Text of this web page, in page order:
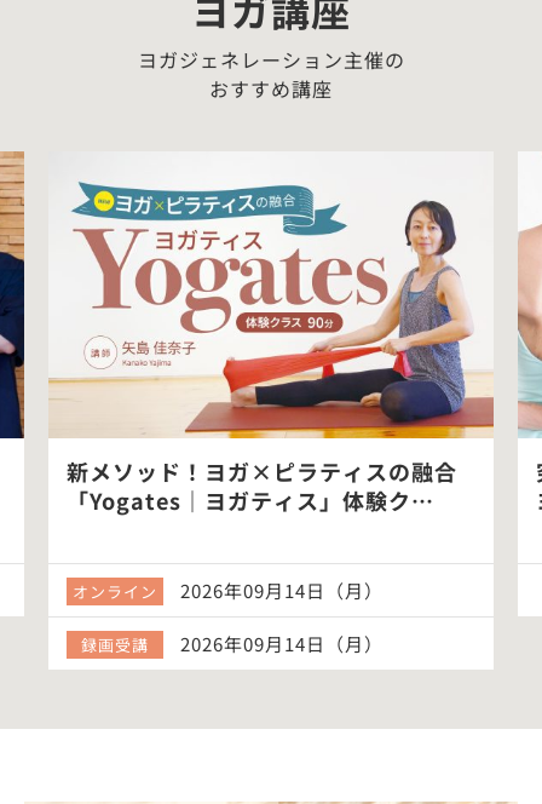
ヨガジェネレーション主催の
おすすめ講座
新メソッド！ヨガ×ピラティスの融合
「Yogates｜ヨガティス」体験ク…
オンライン 2026年09月14日（月）
録画受講 2026年09月14日（月）